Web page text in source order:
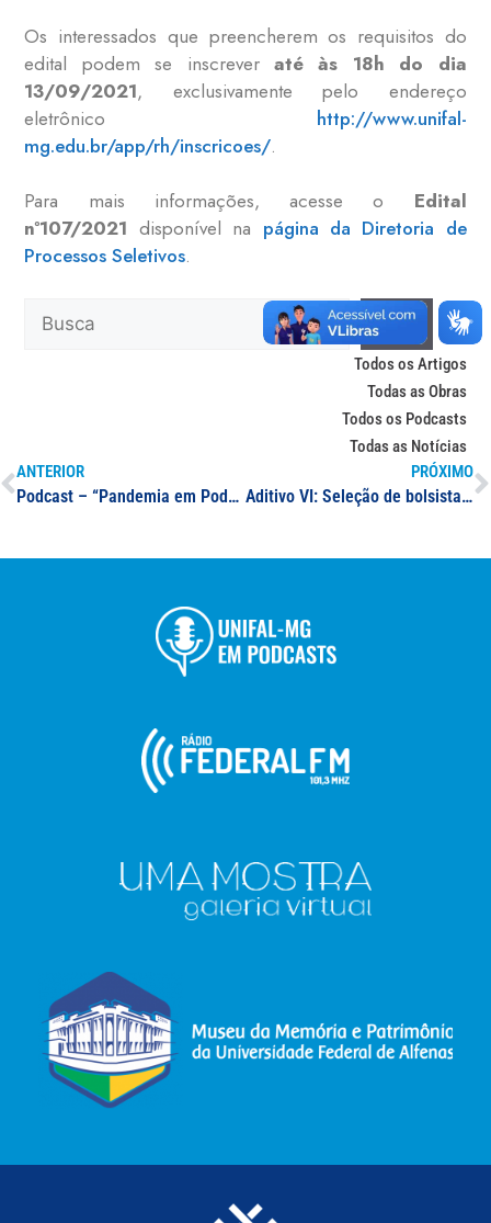
Os interessados que preencherem os requisitos do
edital podem se inscrever até às 18h do dia
13/09/2021, exclusivamente pelo endereço
eletrônico http://www.unifal-
mg.edu.br/app/rh/inscricoes/.
Para mais informações, acesse o Edital
nº107/2021 disponível na página da Diretoria de
Processos Seletivos.
Todos os Artigos
Todas as Obras
Todos os Podcasts
Todas as Notícias
ANTERIOR
Podcast – “Pandemia em Podcast: vacinas para controle da pandemia” – Prof. Sinézio Inácio da Silva Júnior
PRÓXIMO
Aditivo VI: Seleção de bolsistas de Extensão